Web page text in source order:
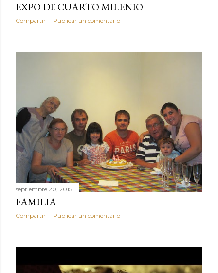
EXPO DE CUARTO MILENIO
Compartir Publicar un comentario
septiembre 20, 2015
FAMILIA
Compartir Publicar un comentario